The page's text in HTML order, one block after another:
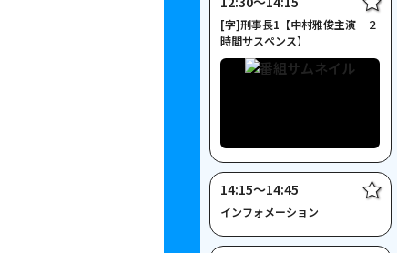
[字]刑事長1【中村雅俊主演 ２
時間サスペンス】
14:15〜14:45
インフォメーション